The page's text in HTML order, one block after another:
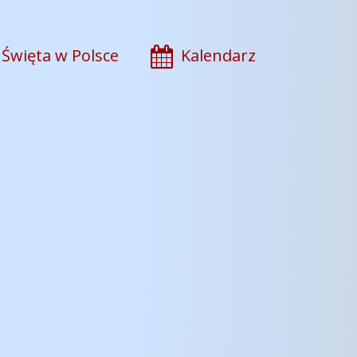
Święta w Polsce Kalendarz